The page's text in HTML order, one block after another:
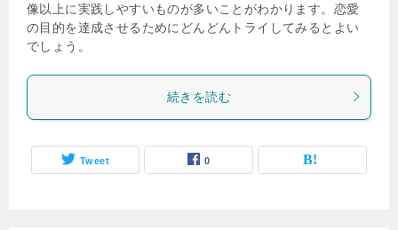
像以上に実践しやすいものが多いことがわかります。恋愛
の目的を達成させるためにどんどんトライしてみるとよい
でしょう。
続きを読む
Tweet 0